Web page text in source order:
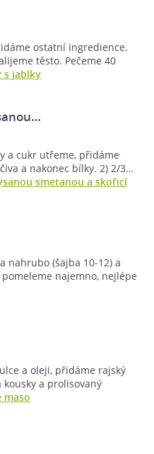
ostatní ingredience.
těsto. Pečeme 40
s jablky
a cukr utřeme, přidáme
a nakonec bílky. 2) 2/3…
smetanou a skořicí
nahrubo (šajba 10-12) a
najemno, nejlépe
a oleji, přidáme rajský
a prolisovaný
maso